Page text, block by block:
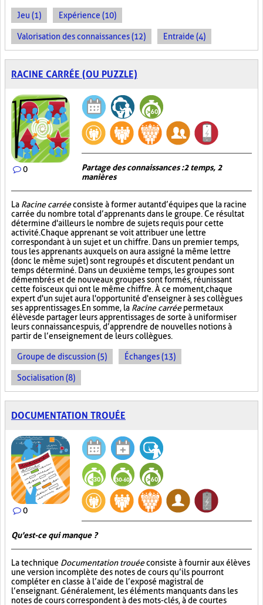
Jeu (1) Expérience (10)
Valorisation des connaissances (12) Entraide (4)
RACINE CARRÉE (OU PUZZLE)
0
Partage des connaissances : 2 temps, 2
manières
La Racine carréeconsiste à former autant d’équipes que la racine
carrée du nombre total d’apprenants dans le groupe. Ce résultat
détermine d'ailleurs le nombre de sujets requis pour cette
activité. Chaque apprenant se voit attribuer une lettre
correspondant à un sujet et un chiffre. Dans un premier temps,
tous les apprenants auxquels on aura assigné la même lettre
(donc le même sujet) sont regroupés et discutent pendant un
temps déterminé. Dans un deuxième temps, les groupes sont
démembrés et de nouveaux groupes sont formés, réunissant
cette fois ceux qui ont le même chiffre. À ce moment, chaque
expert d'un sujet aura l'opportunité d'enseigner à ses collègues
ses apprentissages. En somme, la Racine carréepermet aux
élèves de partager leurs apprentissages de sorte à uniformiser
leurs connaissances puis, d’apprendre de nouvelles notions à
partir de l’enseignement de leurs collègues.
Groupe de discussion (5) Échanges (13)
Socialisation (8)
DOCUMENTATION TROUÉE
0
Qu'est-ce qui manque ?
La technique Documentation trouéeconsiste à fournir aux élèves
une version incomplète des notes de cours qu’ils pourront
compléter en classe à l’aide de l’exposé magistral de
l’enseignant. Généralement, les éléments manquants dans les
notes de cours correspondent à des mots-clés, à de courtes